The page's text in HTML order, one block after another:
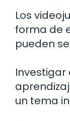
Los
forma de
pueden
Investigar
un tema